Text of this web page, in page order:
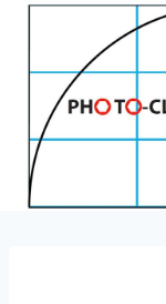
Aller
contenu